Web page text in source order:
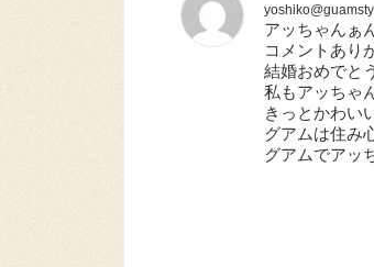
アッちゃんぁ
コメントあり
結婚おめでと
私もアッちゃ
きっとかわい
グアムは住み
グアムでアッ